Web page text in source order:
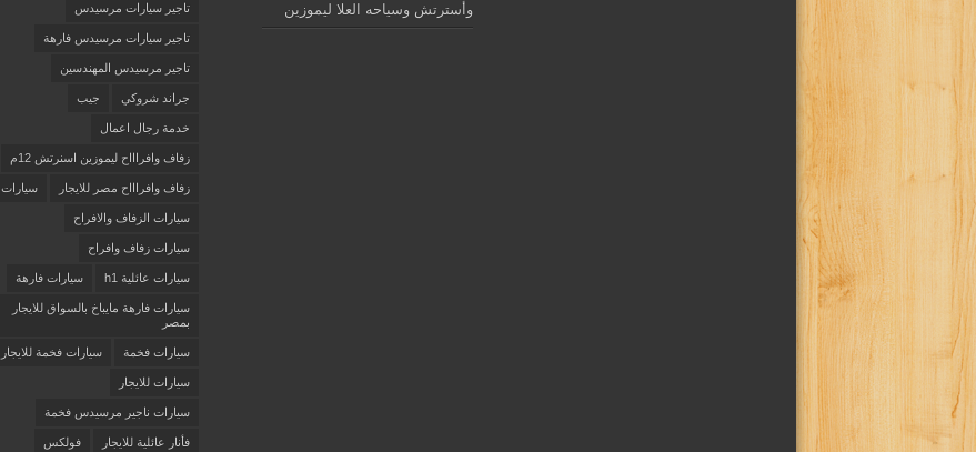
وأسترتش وسياحه العلا ليموزين
تاجير سيارات مرسيدس
تاجير سيارات مرسيدس فارهة
تاجير مرسيدس المهندسين
جراند شروكي جيب
خدمة رجال اعمال
زفاف وافراااح ليموزين اسنرتش 12م
زفاف وافراااح مصر للايجار سيارات
سيارات الزفاف والافراح
سيارات زفاف وافراح
سيارات عائلية h1 سيارات فارهة
سيارات فارهة مايباخ بالسواق للايجار
بمصر
سيارات فخمة سيارات فخمة للايجار
سيارات للايجار
سيارات ناجير مرسيدس فخمة
فأنار عائلية للايجار فولكس